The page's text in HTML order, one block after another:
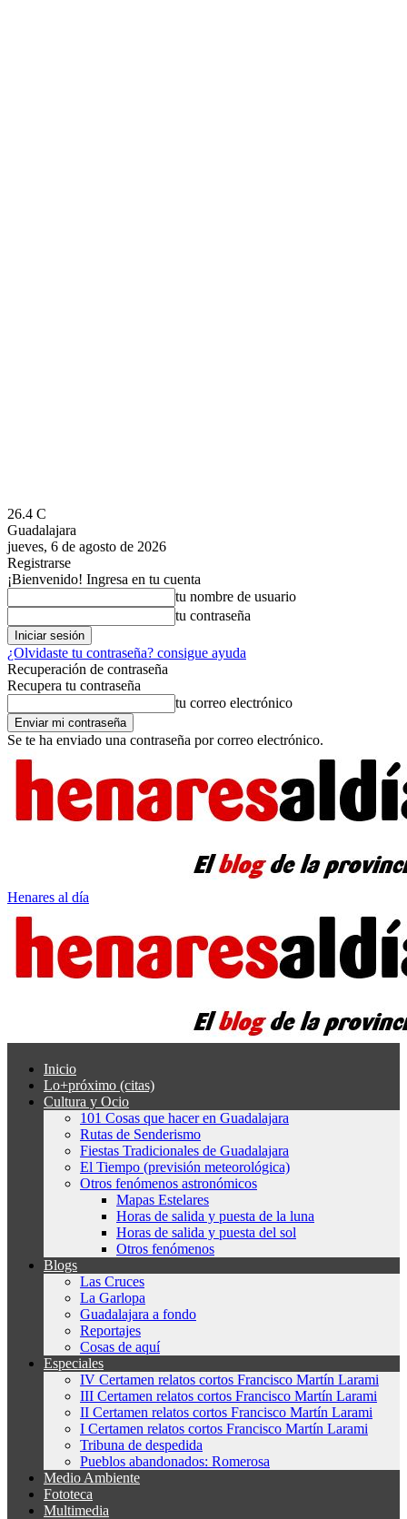
26.4 C
Guadalajara
jueves, 6 de agosto de 2026
Registrarse
¡Bienvenido! Ingresa en tu cuenta
tu nombre de usuario
tu contraseña
¿Olvidaste tu contraseña? consigue ayuda
Recuperación de contraseña
Recupera tu contraseña
tu correo electrónico
Se te ha enviado una contraseña por correo electrónico.
Henares al día
Inicio
Lo+próximo (citas)
Cultura y Ocio
101 Cosas que hacer en Guadalajara
Rutas de Senderismo
Fiestas Tradicionales de Guadalajara
El Tiempo (previsión meteorológica)
Otros fenómenos astronómicos
Mapas Estelares
Horas de salida y puesta de la luna
Horas de salida y puesta del sol
Otros fenómenos
Blogs
Las Cruces
La Garlopa
Guadalajara a fondo
Reportajes
Cosas de aquí
Especiales
IV Certamen relatos cortos Francisco Martín Larami
III Certamen relatos cortos Francisco Martín Larami
II Certamen relatos cortos Francisco Martín Larami
I Certamen relatos cortos Francisco Martín Larami
Tribuna de despedida
Pueblos abandonados: Romerosa
Medio Ambiente
Fototeca
Multimedia